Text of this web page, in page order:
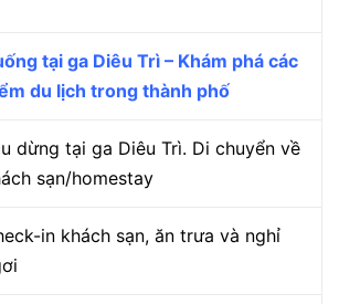
tại ga Diêu Trì – Khám phá các
du lịch trong thành phố
dừng tại ga Diêu Trì. Di chuyển về
sạn/homestay
in khách sạn, ăn trưa và nghỉ